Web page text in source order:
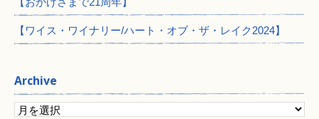
【ワイス・ワイナリー/ハート・オブ・ザ・レイク2024】
Archive